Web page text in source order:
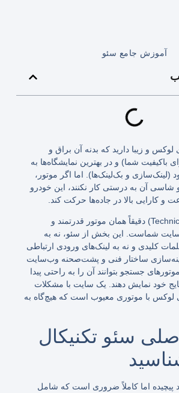
آموزش جامع سئو
و زیبا دارید که بدنه آن براق و
شما) و در بهترین نمایشگاه‌ها به
و بک‌لینک‌ها). اما اگر موتور،
شاسی آن به درستی کار نکنند، این خودرو
و کارایی بالا در جاده‌ها حرکت کند.
سئو تکنیکال (Technical SEO) دقیقاً همان موتور قدرتمند و
شماست. این بخش از سئو، نه به
کلیدی و نه به لینک‌های ورودی ارتباطی
ساختار فنی و پشت‌صحنه وب‌سایت
جستجو بتوانند آن را به راحتی پیدا
خود نمایش دهند. یک سایت با مشکلات
لوکس با موتوری معیوب است که هیچ‌گاه به
سئو تکنیکال
پیچیده اما کاملاً ضروری است که شامل